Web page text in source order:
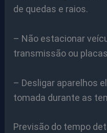
de quedas e raios.
– Não estacionar
transmissão ou
– Desligar aparelhos
tomada durante as
Previsão do tempo